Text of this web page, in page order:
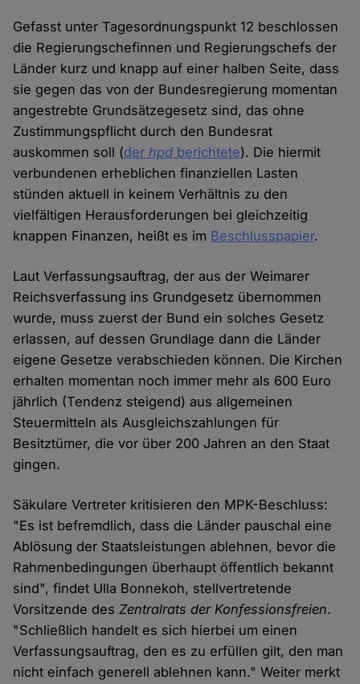
Gefasst unter Tagesordnungspunkt 12 beschlossen
die Regierungschefinnen und Regierungschefs der
Länder kurz und knapp auf einer halben Seite, dass
sie gegen das von der Bundesregierung momentan
angestrebte Grundsätzegesetz sind, das ohne
Zustimmungspflicht durch den Bundesrat
auskommen soll (derhpd berichtete). Die hiermit
verbundenen erheblichen finanziellen Lasten
stünden aktuell in keinem Verhältnis zu den
vielfältigen Herausforderungen bei gleichzeitig
knappen Finanzen, heißt es im Beschlusspapier.
Laut Verfassungsauftrag, der aus der Weimarer
Reichsverfassung ins Grundgesetz übernommen
wurde, muss zuerst der Bund ein solches Gesetz
erlassen, auf dessen Grundlage dann die Länder
eigene Gesetze verabschieden können. Die Kirchen
erhalten momentan noch immer mehr als 600 Euro
jährlich (Tendenz steigend) aus allgemeinen
Steuermitteln als Ausgleichszahlungen für
Besitztümer, die vor über 200 Jahren an den Staat
gingen.
Säkulare Vertreter kritisieren den MPK-Beschluss:
"Es ist befremdlich, dass die Länder pauschal eine
Ablösung der Staatsleistungen ablehnen, bevor die
Rahmenbedingungen überhaupt öffentlich bekannt
sind", findet Ulla Bonnekoh, stellvertretende
Vorsitzende desZentralrats der Konfessionsfreien.
"Schließlich handelt es sich hierbei um einen
Verfassungsauftrag, den es zu erfüllen gilt, den man
nicht einfach generell ablehnen kann." Weiter merkt